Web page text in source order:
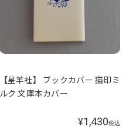
【星羊社】 ブックカバー 猫印ミ
ルク 文庫本カバー
¥1,430税込